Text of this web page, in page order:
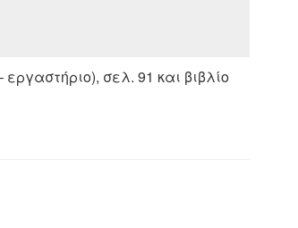
σελ. 91 και βιβλίο